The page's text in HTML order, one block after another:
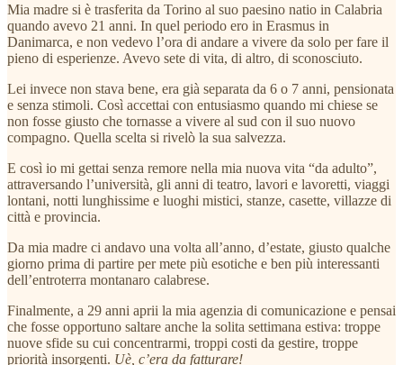
Mia madre si è trasferita da Torino al suo paesino natio in Calabria
quando avevo 21 anni. In quel periodo ero in Erasmus in
Danimarca, e non vedevo l’ora di andare a vivere da solo per fare il
pieno di esperienze. Avevo sete di vita, di altro, di sconosciuto.
Lei invece non stava bene, era già separata da 6 o 7 anni, pensionata
e senza stimoli. Così accettai con entusiasmo quando mi chiese se
non fosse giusto che tornasse a vivere al sud con il suo nuovo
compagno. Quella scelta si rivelò la sua salvezza.
E così io mi gettai senza remore nella mia nuova vita “da adulto”,
attraversando l’università, gli anni di teatro, lavori e lavoretti, viaggi
lontani, notti lunghissime e luoghi mistici, stanze, casette, villazze di
città e provincia.
Da mia madre ci andavo una volta all’anno, d’estate, giusto qualche
giorno prima di partire per mete più esotiche e ben più interessanti
dell’entroterra montanaro calabrese.
Finalmente, a 29 anni aprii la mia agenzia di comunicazione e pensai
che fosse opportuno saltare anche la solita settimana estiva: troppe
nuove sfide su cui concentrarmi, troppi costi da gestire, troppe
priorità insorgenti. Uè, c’era da fatturare!